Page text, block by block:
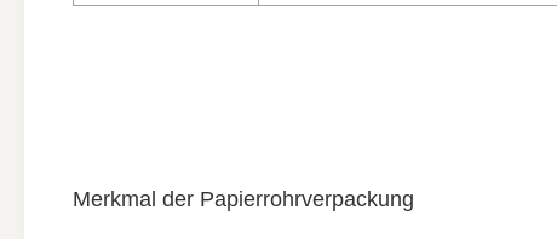
Merkmal der Papierrohrverpackung